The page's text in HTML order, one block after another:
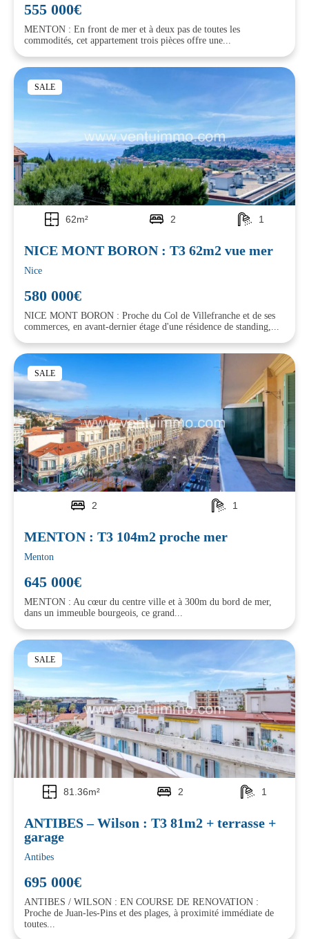
555 000€
MENTON : En front de mer et à deux pas de toutes les
commodités, cet appartement trois pièces offre une...
SALE
62m² 2 1
NICE MONT BORON : T3 62m2 vue mer
Nice
580 000€
NICE MONT BORON : Proche du Col de Villefranche et de ses
commerces, en avant-dernier étage d'une résidence de standing,...
SALE
2 1
MENTON : T3 104m2 proche mer
Menton
645 000€
MENTON : Au cœur du centre ville et à 300m du bord de mer,
dans un immeuble bourgeois, ce grand...
SALE
81.36m² 2 1
ANTIBES – Wilson : T3 81m2 + terrasse +
garage
Antibes
695 000€
ANTIBES / WILSON : EN COURSE DE RENOVATION :
Proche de Juan-les-Pins et des plages, à proximité immédiate de
toutes...